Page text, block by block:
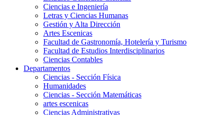
Ciencias e Ingeniería
Letras y Ciencias Humanas
Gestión y Alta Dirección
Artes Escenicas
Facultad de Gastronomía, Hotelería y Turismo
Facultad de Estudios Interdisciplinarios
Ciencias Contables
Departamentos
Ciencias - Sección Física
Humanidades
Ciencias - Sección Matemáticas
artes escenicas
Ciencias Administrativas